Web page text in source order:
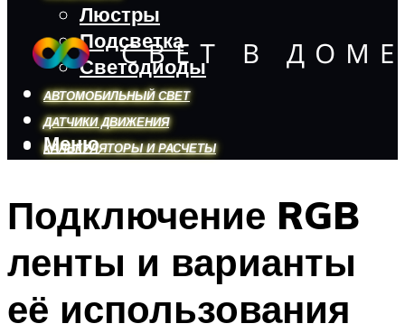
Люстры
Подсветка
Светодиоды
АВТОМОБИЛЬНЫЙ СВЕТ
ДАТЧИКИ ДВИЖЕНИЯ
КАЛЬКУЛЯТОРЫ И РАСЧЕТЫ
Меню
Меню
Подключение RGB
ленты и варианты
её использования